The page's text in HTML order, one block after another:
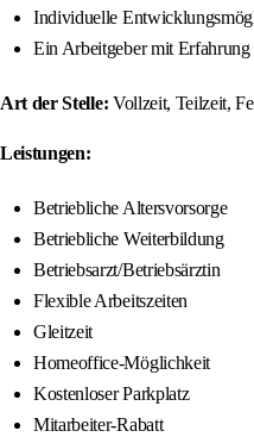
Individuelle
Ein Arbeitgeber mit Erfahrung
Art der Stelle: Vollzeit, Teilzeit,
Leistungen:
Betriebliche Altersvorsorge
Betriebliche Weiterbildung
Betriebsarzt/Betriebsärztin
Flexible Arbeitszeiten
Gleitzeit
Homeoffice-Möglichkeit
Kostenloser Parkplatz
Mitarbeiter-Rabatt